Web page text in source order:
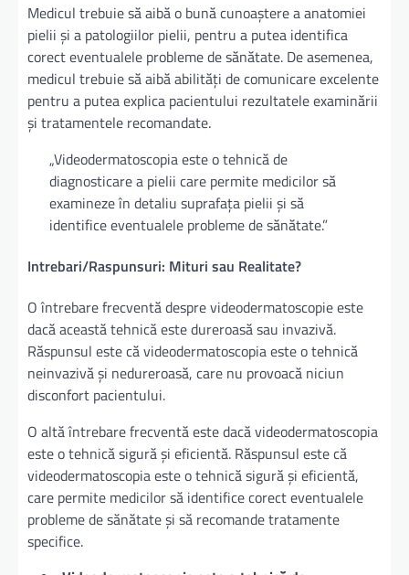
Medicul trebuie să aibă o bună cunoaștere a anatomiei
pielii și a patologiilor pielii, pentru a putea identifica
corect eventualele probleme de sănătate. De asemenea,
medicul trebuie să aibă abilități de comunicare excelente
pentru a putea explica pacientului rezultatele examinării
și tratamentele recomandate.
„Videodermatoscopia este o tehnică de
diagnosticare a pielii care permite medicilor să
examineze în detaliu suprafața pielii și să
identifice eventualele probleme de sănătate.”
Intrebari/Raspunsuri: Mituri sau Realitate?
O întrebare frecventă despre videodermatoscopie este
dacă această tehnică este dureroasă sau invazivă.
Răspunsul este că videodermatoscopia este o tehnică
neinvazivă și nedureroasă, care nu provoacă niciun
disconfort pacientului.
O altă întrebare frecventă este dacă videodermatoscopia
este o tehnică sigură și eficientă. Răspunsul este că
videodermatoscopia este o tehnică sigură și eficientă,
care permite medicilor să identifice corect eventualele
probleme de sănătate și să recomande tratamente
specifice.